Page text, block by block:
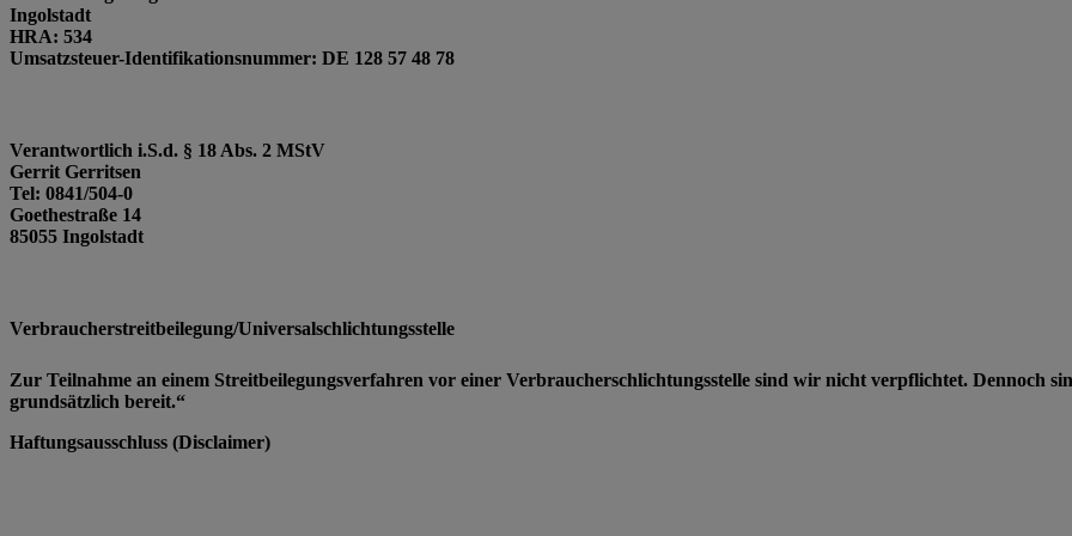
Ingolstadt
HRA: 534
Umsatzsteuer-Identifikationsnummer: DE 128 57 48 78
Verantwortlich i.S.d. § 18 Abs. 2 MStV
Gerrit Gerritsen
Tel: 0841/504-0
Goethestraße 14
85055 Ingolstadt
Verbraucherstreitbeilegung/Universalschlichtungsstelle
Zur Teilnahme an einem Streitbeilegungsverfahren vor einer Verbraucherschlichtungsstelle sind wir nicht verpflichtet. Dennoch
grundsätzlich bereit.“
Haftungsausschluss (Disclaimer)